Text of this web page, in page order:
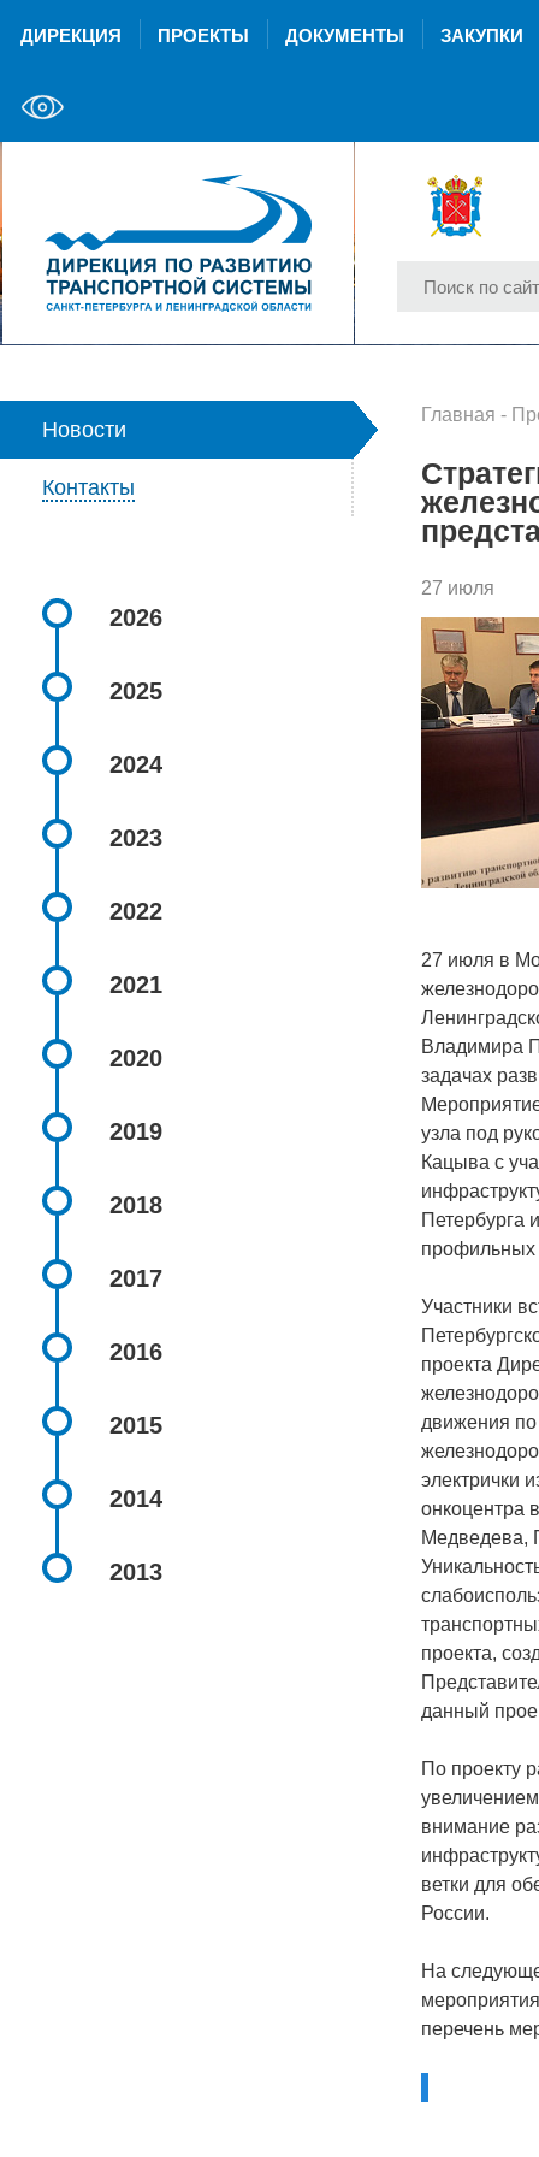
ДИРЕКЦИЯ ПРОЕКТЫ ДОКУМЕНТЫ ЗАКУПКИ
Новости
Контакты
2026
2025
2024
2023
2022
2021
2020
2019
2018
2017
2016
2015
2014
2013
Главная -
27 июля
27 июля в
Владимира
задачах
узла под
Кацыва с
Петербурга
профильных
Участники
проекта
движения по
электрички
онкоцентра
Медведева,
проекта,
данный
По проекту
внимание
ветки для
России.
На
перечень